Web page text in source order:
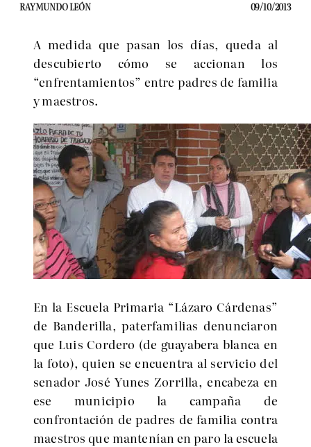
RAYMUNDO LEÓN 09/10/2013
A medida que pasan los días, queda al
descubierto cómo se accionan los
“enfrentamientos” entre padres de familia
y maestros.
En la Escuela Primaria “Lázaro Cárdenas”
de Banderilla, paterfamilias denunciaron
que Luis Cordero (de guayabera blanca en
la foto), quien se encuentra al servicio del
senador José Yunes Zorrilla, encabeza en
ese municipio la campaña de
confrontación de padres de familia contra
maestros que mantenían en paro la escuela